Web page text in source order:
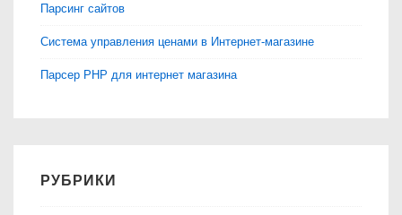
Парсинг сайтов
Система управления ценами в Интернет-магазине
Парсер PHP для интернет магазина
РУБРИКИ